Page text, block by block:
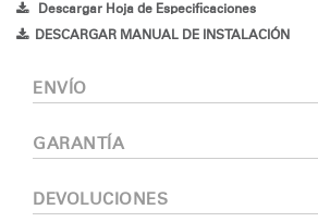
Descargar Hoja de Especificaciones
DESCARGAR MANUAL DE INSTALACIÓN
ENVÍO
GARANTÍA
DEVOLUCIONES